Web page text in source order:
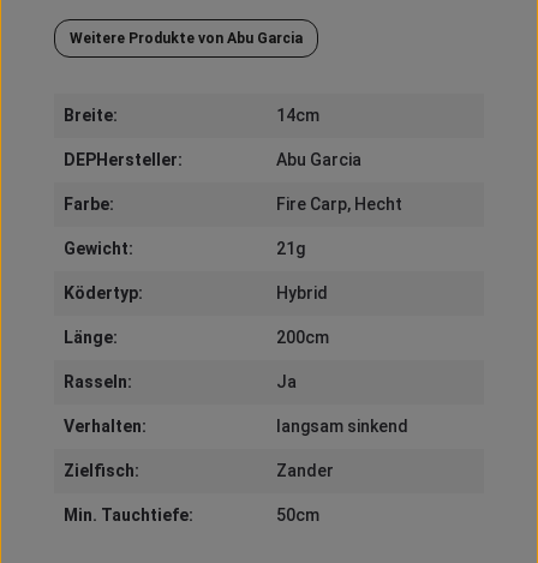
Weitere Produkte von Abu Garcia
Breite: 14cm
DEPHersteller: Abu Garcia
Farbe: Fire Carp, Hecht
Gewicht: 21g
Ködertyp: Hybrid
Länge: 200cm
Rasseln: Ja
Verhalten: langsam sinkend
Zielfisch: Zander
Min. Tauchtiefe: 50cm